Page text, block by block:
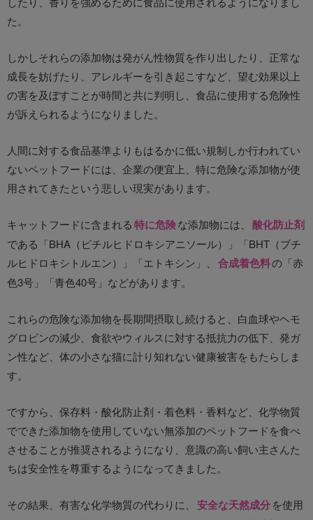
た。
しかしそれらの添加物は発がん性物質を作り出したり、正常な
成長を妨げたり、アレルギーを引き起こすなど、望む効果以上
の害を及ぼすことが時間と共に判明し、食品に使用する危険性
が訴えられるようになりました。
人間に対する食品基準よりもはるかに低い規制しか行われてい
ないペットフードには、企業の便宜上、特に危険な添加物が使
用されてきたという悲しい現実があります。
キャットフードに含まれる特に危険な添加物には、 酸化防止剤
である「BHA（ビチルヒドロキシアニソール）」「BHT（ブチ
ルヒドロキシトルエン）」「エトキシン」、 合成着色料の「赤
色3号」「青色40号」などがあります。
これらの危険な添加物を長期間摂取し続けると、白血球やヘモ
グロビンの減少、食欲やウィルスに対する抵抗力の低下、発ガ
ン性など、体の小さな猫に計り知れない健康被害をもたらしま
す。
ですから、保存料・酸化防止剤・着色料・香料など、化学物質
でできた添加物を使用していない無添加のペットフードを食べ
させることが推奨されるようになり、意識の高い飼い主さんた
ちは安全性を尊重するようになってきました。
その結果、有害な化学物質の代わりに、 安全な天然成分を使用